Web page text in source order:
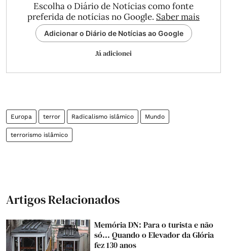
Escolha o Diário de Notícias como fonte
preferida de notícias no Google. Saber mais
Adicionar o Diário de Notícias ao Google
Já adicionei
Europa terror Radicalismo islâmico Mundo
terrorismo islâmico
Artigos Relacionados
Memória DN: Para o turista e não
só... Quando o Elevador da Glória
fez 130 anos